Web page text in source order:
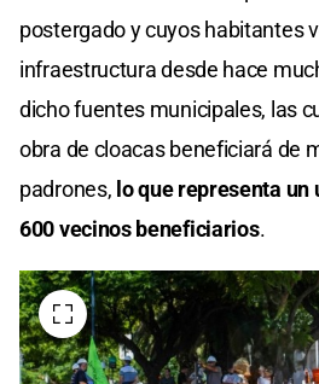
postergado y cuyos habitantes
infraestructura desde hace
dicho fuentes municipales, las
obra de cloacas beneficiará de
padrones, lo que representa un
600 vecinos beneficiarios.